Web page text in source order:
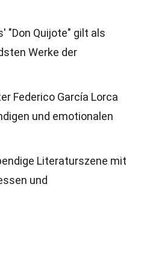
"Don Quijote" gilt als
Werke der
Federico García Lorca
und emotionalen
Literaturszene mit
und